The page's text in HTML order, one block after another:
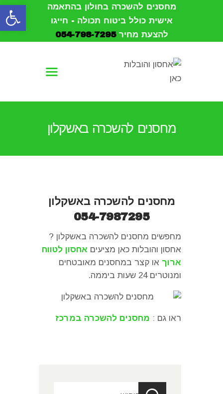
מחסנים להשכרה בחולון בהתאמה
אישית כולל ביטוח תכולה - חייגו
להצעת מחיר054-798-7295
מחסנים להשכרה באשקלון
הובלות
מחסנים להשכרה באשקלון
054-7987295
מחפשים מחסנים להשכרה באשקלון ?
אחסון והובלות כאן מציעים אחסון לטווח
ארוך או קצר במחסנים מאובטחים
ומנוטרים 24 שעות ביממה.
ראו גם : מחסנים להשכרה במרכז
חיפוש:
פתח סרגל נגישות